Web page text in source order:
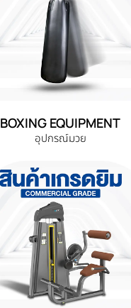
BOXING EQUIPMENT
อุปกรณ์มวย